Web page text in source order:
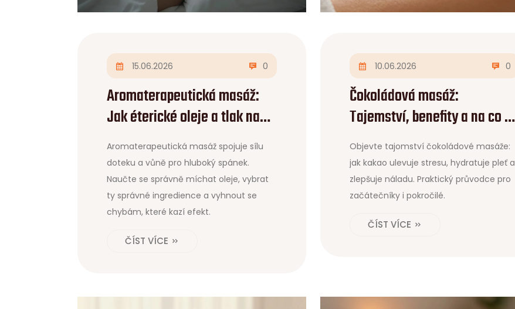
15.06.2026 0
Aromaterapeutická masáž:
Jak éterické oleje a tlak na
tělo vyléčí nespavost
Aromaterapeutická masáž spojuje sílu
doteku a vůně pro hluboký spánek.
Naučte se správně míchat oleje, vybrat
ty správné ingredience a vyhnout se
chybám, které kazí efekt.
ČÍST VÍCE
10.06.2026 0
Čokoládová masáž:
Tajemství, benefity a na co si
dát pozor
Objevte tajomství čokoládové masáže:
jak kakao ulevuje stresu, hydratuje pleť a
zlepšuje náladu. Praktický průvodce pro
začátečníky i pokročilé.
ČÍST VÍCE